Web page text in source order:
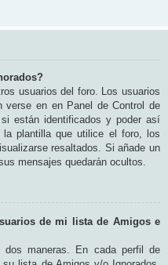
usuarios del foro. Los usuarios
verse en en Panel de Control de
están identificados y poder así
la plantilla que utilice el foro, los
resaltados. Si añade un
mensajes quedarán ocultos.
de mi lista de Amigos e
maneras. En cada perfil de